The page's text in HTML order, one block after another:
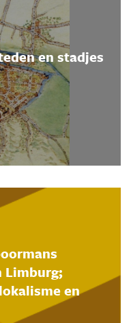
en stadjes
Limburg;
en